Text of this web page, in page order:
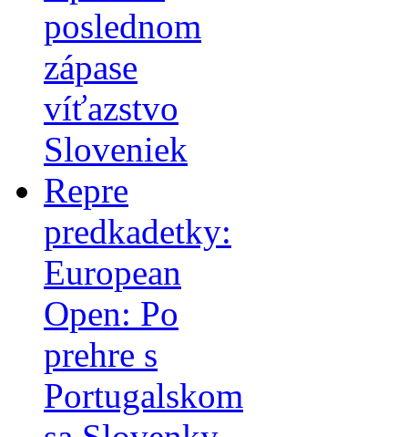
poslednom
zápase
víťazstvo
Sloveniek
Repre
predkadetky:
European
Open: Po
prehre s
Portugalskom